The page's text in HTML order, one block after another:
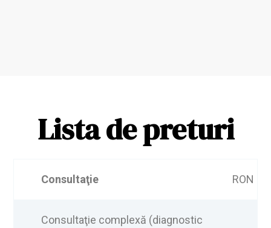
Lista de preturi
Consultaţie RON
Consultaţie complexă (diagnostic